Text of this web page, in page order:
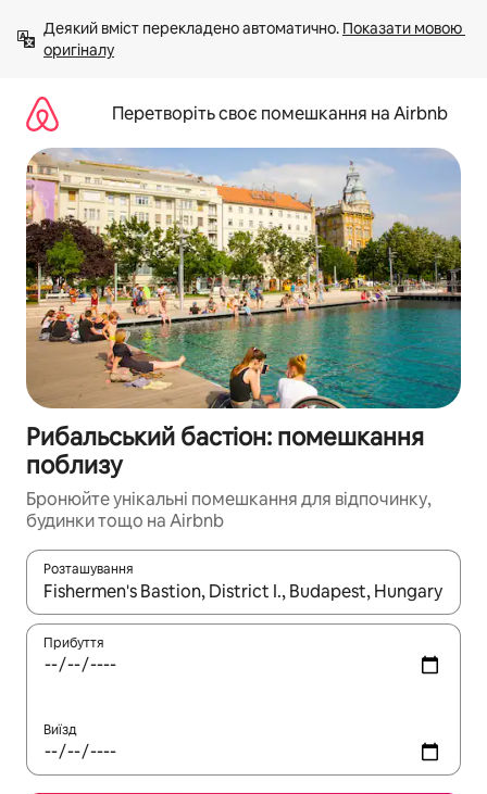
вмісту
Деякий вміст перекладено автоматично. Показати мовою
оригіналу
Перетворіть своє помешкання на Airbnb
Рибальський бастіон: помешкання
поблизу
Бронюйте унікальні помешкання для відпочинку,
будинки тощо на Airbnb
Розташування
Отримавши результати пошуку, використовуйте для
Прибуття
Виїзд